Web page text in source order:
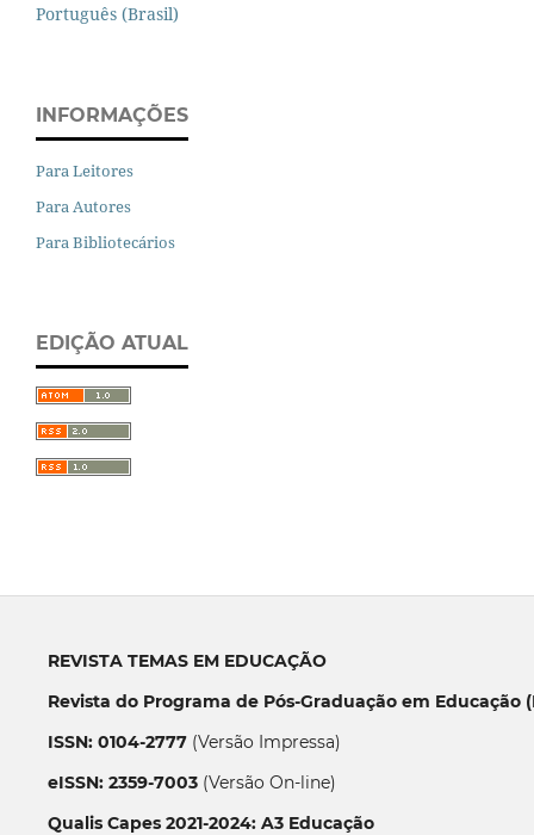
Português (Brasil)
INFORMAÇÕES
Para Leitores
Para Autores
Para Bibliotecários
EDIÇÃO ATUAL
REVISTA TEMAS EM EDUCAÇÃO
Revista do Programa de Pós-Graduação em Educação
ISSN: 0104-2777(Versão Impressa)
eISSN: 2359-7003(Versão On-line)
Qualis Capes 2021-2024: A3 Educação